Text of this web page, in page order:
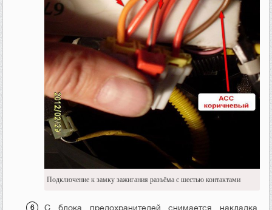
Подключение к замку зажигания разъёма с шестью контактами
С блока предохранителей снимается накладка,